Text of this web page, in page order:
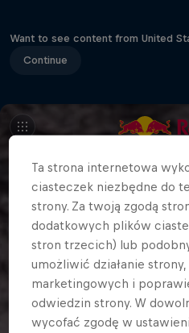
Want to see content from United
Continue
Ta strona internetowa
ciasteczek niezbędne do
strony. Za twoją zgodą
dodatkowych plików
stron trzecich) lub
umożliwić działanie
marketingowych i
odwiedzin strony. W
wycofać zgodę w